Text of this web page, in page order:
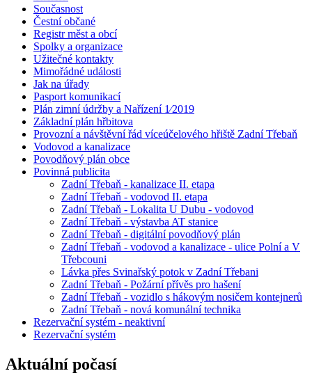
Současnost
Čestní občané
Registr měst a obcí
Spolky a organizace
Užitečné kontakty
Mimořádné události
Jak na úřady
Pasport komunikací
Plán zimní údržby a Nařízení 1⁄2019
Základní plán hřbitova
Provozní a návštěvní řád víceúčelového hřiště Zadní Třebaň
Vodovod a kanalizace
Povodňový plán obce
Povinná publicita
Zadní Třebaň - kanalizace II. etapa
Zadní Třebaň - vodovod II. etapa
Zadní Třebaň - Lokalita U Dubu - vodovod
Zadní Třebaň - výstavba AT stanice
Zadní Třebaň - digitální povodňový plán
Zadní Třebaň - vodovod a kanalizace - ulice Polní a V
Třebcouni
Lávka přes Svinařský potok v Zadní Třebani
Zadní Třebaň - Požární přívěs pro hašení
Zadní Třebaň - vozidlo s hákovým nosičem kontejnerů
Zadní Třebaň - nová komunální technika
Rezervační systém - neaktivní
Rezervační systém
Aktuální počasí